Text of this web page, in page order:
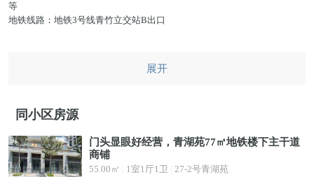
等
地铁线路：地铁3号线青竹立交站B出口
小学、南宁卓立实验学校、新兴苑幼儿园、二十二中、市三中青秀区等。
综合商场：利克隆超市、绿都百货、琅西农贸市场、方圆荟、会展航洋
展开
同小区房源
门头显眼好经营，青湖苑77㎡地铁楼下主干道
商铺
55.00㎡ 1室1厅1卫 27-2号青湖苑